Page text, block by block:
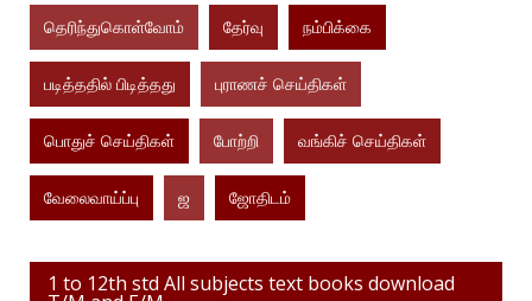
தெரிந்துகொள்வோம் தேர்வு நம்பிக்கை
படித்ததில் பிடித்தது புராணச் செய்திகள்
பொதுச் செய்திகள் போற்றி வங்கிச் செய்திகள்
வேலைவாய்ப்பு ஜ ஜோதிடம்
1 to 12th std All subjects text books download